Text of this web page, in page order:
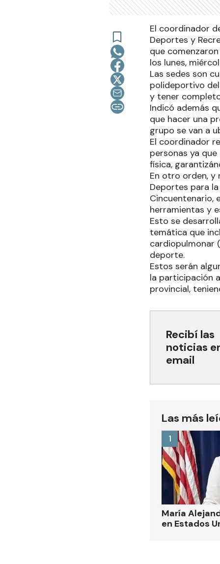
El coordinador
Deportes y
que
los lunes,
Las sedes son
polideportivo
y tener
Indicó además
que hacer una
grupo se van a
El coordinador
personas ya
física,
En otro orden, y
Deportes para
Cincuentenario,
herramientas y
Esto se
temática que
cardiopulmonar
deporte.
Estos serán
la participación
provincial,
Recibí las
noticias
email
Las más
María
en Estados
1